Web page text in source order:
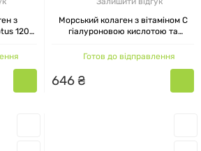
з
120
Морський колаген з вітаміном C
гіалуроновою кислотою та
120 капсул
Готов до відправлення
646₴